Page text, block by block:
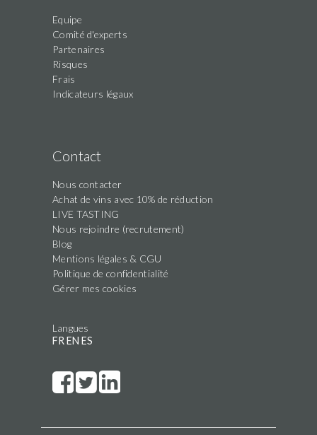
Equipe
Comité d'experts
Partenaires
Risques
Frais
Indicateurs légaux
Contact
Nous contacter
Achat de vins avec 10% de réduction
LIVE TASTING
Nous rejoindre (recrutement)
Blog
Mentions légales & CGU
Politique de confidentialité
Gérer mes cookies
Langues
FR EN ES